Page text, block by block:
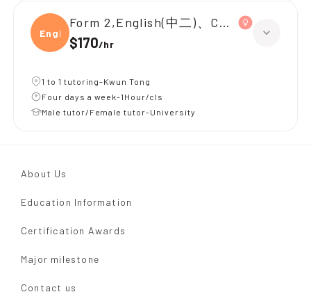
Engli
Form 2,English(中二)、Chinese(中二)
$170/hr
1 to 1 tutoring-Kwun Tong
Four days a week-1Hour/cls
Male tutor/Female tutor-University
About Us
Education Information
Certification Awards
Major milestone
Contact us